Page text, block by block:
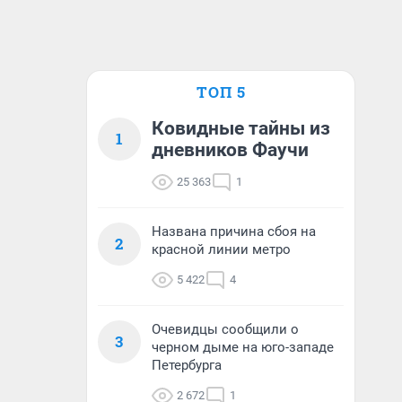
ТОП 5
1
Ковидные тайны из
дневников Фаучи
25 363 1
2
Названа причина сбоя на
красной линии метро
5 422 4
3
Очевидцы сообщили о
черном дыме на юго-западе
Петербурга
2 672 1